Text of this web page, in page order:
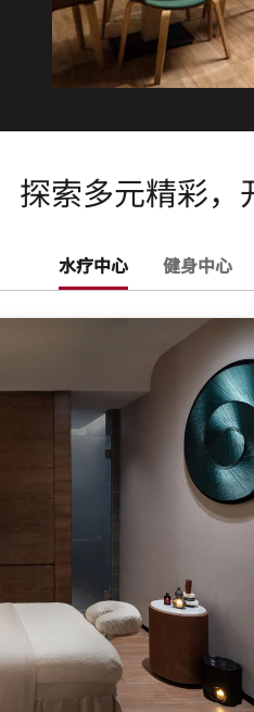
探索多元精彩，
水疗中心 健身中心